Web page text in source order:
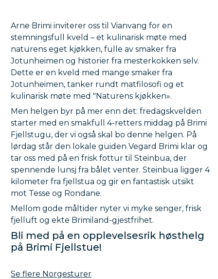
Arne Brimi inviterer oss til Vianvang for en
stemningsfull kveld – et kulinarisk møte med
naturens eget kjøkken, fulle av smaker fra
Jotunheimen og historier fra mesterkokken selv.
Dette er en kveld med mange smaker fra
Jotunheimen, tanker rundt matfilosofi og et
kulinarisk møte med "Naturens kjøkken».
Men helgen byr på mer enn det: fredagskvelden
starter med en smakfull 4-retters middag på Brimi
Fjellstugu, der vi også skal bo denne helgen. På
lørdag står den lokale guiden Vegard Brimi klar og
tar oss med på en frisk fottur til Steinbua, der
spennende lunsj fra bålet venter. Steinbua ligger 4
kilometer fra fjellstua og gir en fantastisk utsikt
mot Tesse og Rondane.
Mellom gode måltider nyter vi myke senger, frisk
fjelluft og ekte Brimiland-gjestfrihet.
Bli med på en opplevelsesrik høsthelg
på Brimi Fjellstue!
Se flere Norgesturer